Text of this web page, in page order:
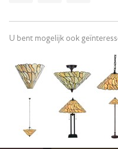
U bent mogelijk ook